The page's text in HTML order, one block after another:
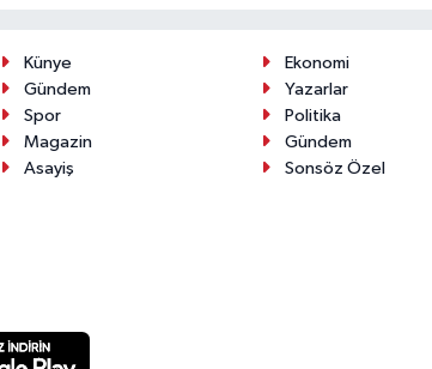
Künye
Ekonomi
Gündem
Yazarlar
Spor
Politika
Magazin
Gündem
Asayiş
Sonsöz Özel